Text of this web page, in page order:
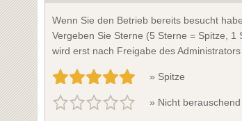
Wenn Sie den Betrieb bereits besucht
Vergeben Sie Sterne (5 Sterne = Spitze,
wird erst nach Freigabe des Administrators
» Spitze
» Nicht berauschend